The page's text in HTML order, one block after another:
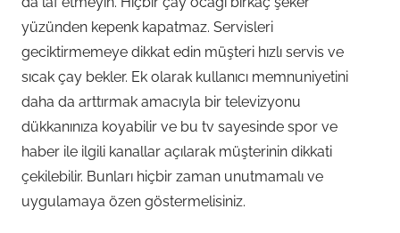
yüzünden kepenk kapatmaz. Servisleri
geciktirmemeye dikkat edin müşteri hızlı servis ve
sıcak çay bekler. Ek olarak kullanıcı memnuniyetini
daha da arttırmak amacıyla bir televizyonu
dükkanınıza koyabilir ve bu tv sayesinde spor ve
haber ile ilgili kanallar açılarak müşterinin dikkati
çekilebilir. Bunları hiçbir zaman unutmamalı ve
uygulamaya özen göstermelisiniz.